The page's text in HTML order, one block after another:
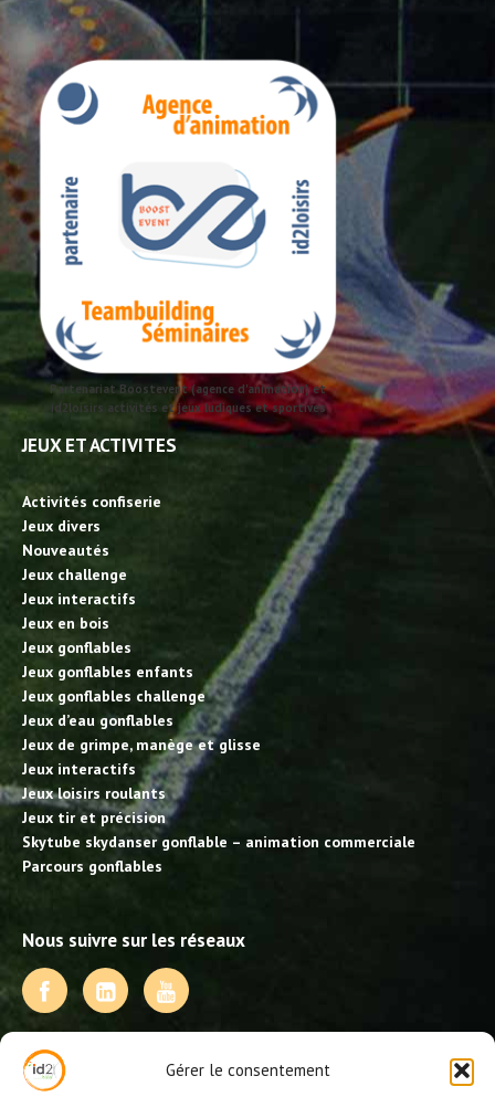
Gérer le consentement
Partenariat Boostevent (agence d'animation) et
id2loisirs activités et jeux ludiques et sportives
JEUX ET ACTIVITES
Activités confiserie
Jeux divers
Nouveautés
Jeux challenge
Jeux interactifs
Jeux en bois
Jeux gonflables
Jeux gonflables enfants
Jeux gonflables challenge
Jeux d’eau gonflables
Jeux de grimpe, manège et glisse
Jeux interactifs
Jeux loisirs roulants
Jeux tir et précision
Skytube skydanser gonflable – animation commerciale
Parcours gonflables
Nous suivre sur les réseaux
NOS PRESTATIONS